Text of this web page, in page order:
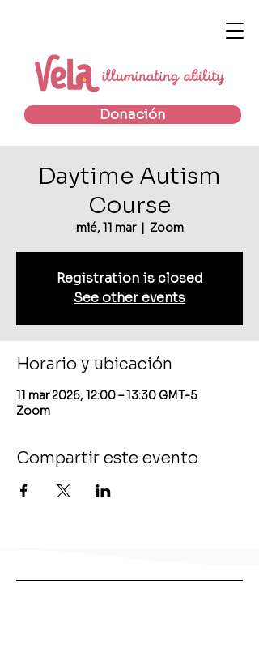
Donación
Daytime Autism
Course
mié, 11 mar
  |
Zoom
Registration is closed
See other events
Horario y ubicación
11 mar 2026, 12:00 – 13:30 GMT-5
Zoom
Compartir este evento